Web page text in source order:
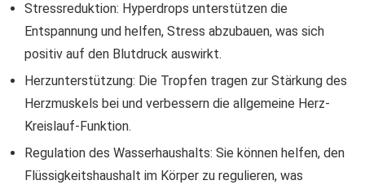
Stressreduktion: Hyperdrops unterstützen die
Entspannung und helfen, Stress abzubauen, was sich
positiv auf den Blutdruck auswirkt.
Herzunterstützung: Die Tropfen tragen zur Stärkung des
Herzmuskels bei und verbessern die allgemeine Herz-
Kreislauf-Funktion.
Regulation des Wasserhaushalts: Sie können helfen, den
Flüssigkeitshaushalt im Körper zu regulieren, was